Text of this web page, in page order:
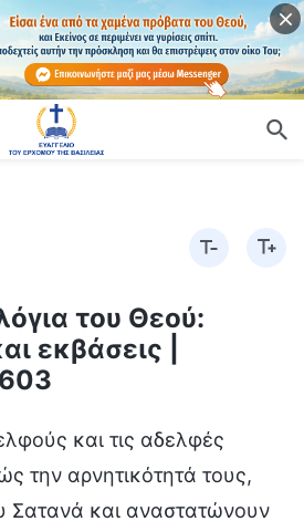
του Θεού:
εκβάσεις |
και τις αδελφές
την αρνητικότητά τους,
Σατανά και αναστατώνουν